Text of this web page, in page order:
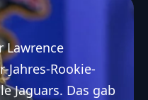
Lawrence
Jahres-Rookie-
Jaguars. Das gab